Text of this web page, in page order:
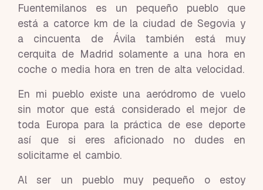
Fuentemilanos es un pequeño pueblo que
está a catorce km de la ciudad de Segovia y
a cincuenta de Ávila también está muy
cerquita de Madrid solamente a una hora en
coche o media hora en tren de alta velocidad.
En mi pueblo existe una aeródromo de vuelo
sin motor que está considerado el mejor de
toda Europa para la práctica de ese deporte
así que si eres aficionado no dudes en
solicitarme el cambio.
Al ser un pueblo muy pequeño o estoy